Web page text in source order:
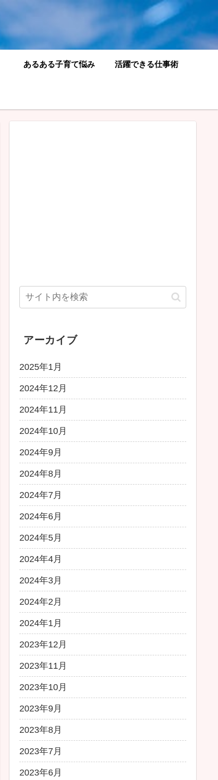
あるある子育て悩み 活躍できる仕事術
アーカイブ
2025年1月
2024年12月
2024年11月
2024年10月
2024年9月
2024年8月
2024年7月
2024年6月
2024年5月
2024年4月
2024年3月
2024年2月
2024年1月
2023年12月
2023年11月
2023年10月
2023年9月
2023年8月
2023年7月
2023年6月